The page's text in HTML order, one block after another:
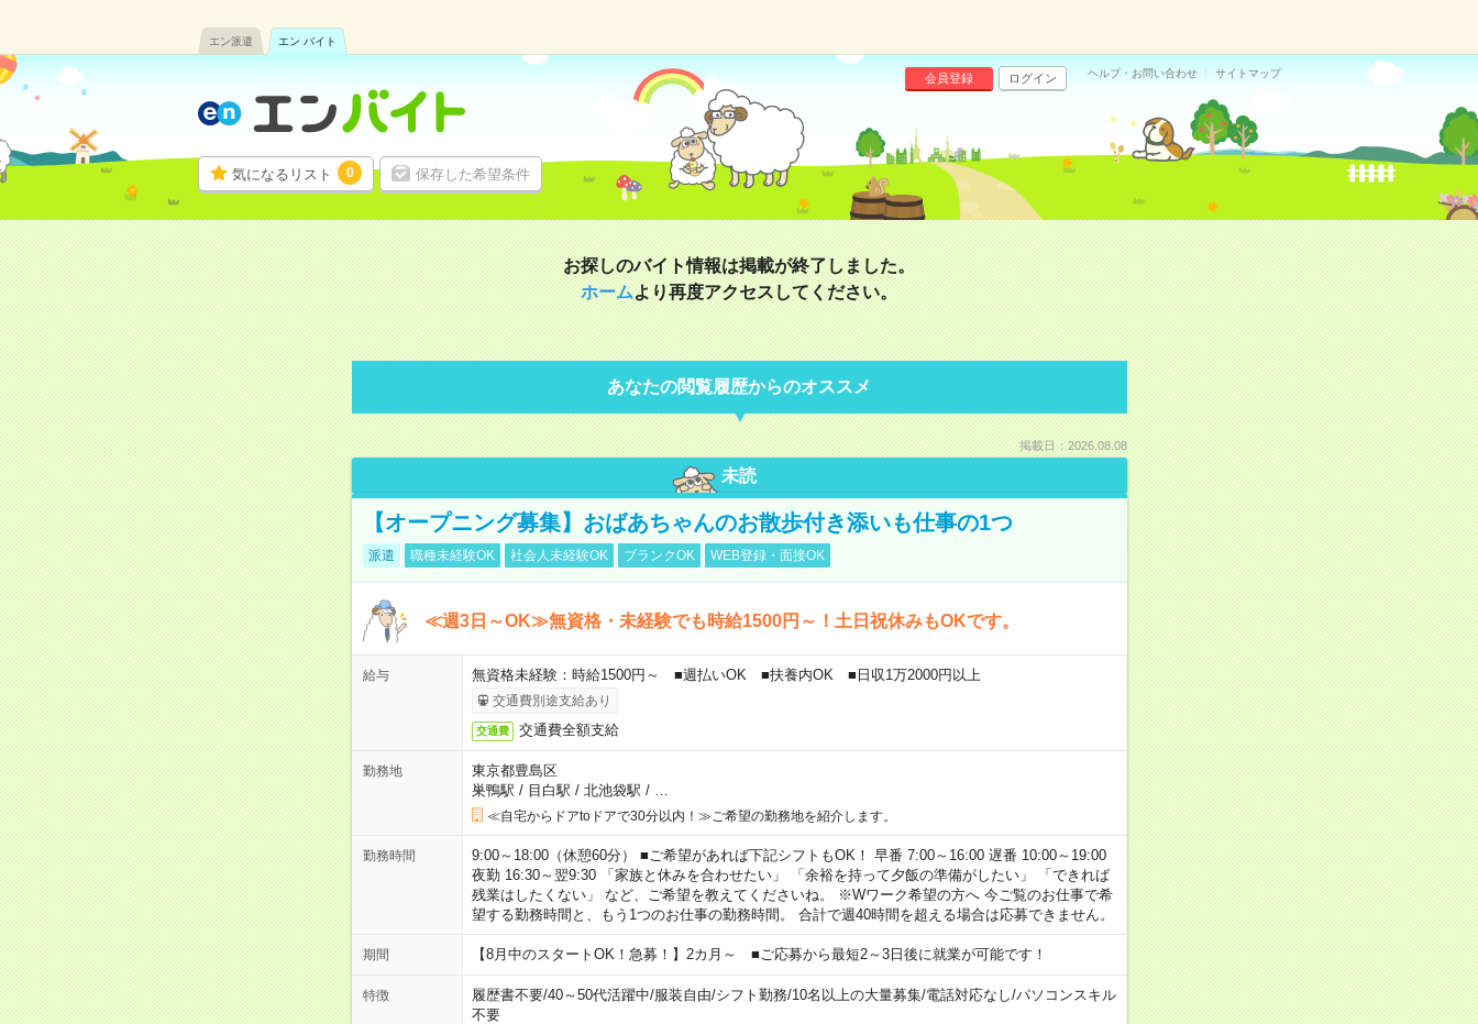
エン派遣 エン バイト
気になるリスト 0 保存した希望条件
会員登録 ログイン ヘルプ・お問い合わせ サイトマップ
お探しのバイト情報は掲載が終了しました。
ホームより再度アクセスしてください。
あなたの閲覧履歴からのオススメ
掲載日：2026.08.08
未読
【オープニング募集】おばあちゃんのお散歩付き添いも仕事の1つ
派遣 職種未経験OK 社会人未経験OK ブランクOK WEB登録・面接OK
≪週3日～OK≫無資格・未経験でも時給1500円～！土日祝休みもOKです。
給与 無資格未経験：時給1500円～ ■週払いOK ■扶養内OK ■日収1万2000円以上
交通費別途支給あり
交通費 交通費全額支給
勤務地
東京都豊島区
巣鴨駅 / 目白駅 / 北池袋駅 / …
≪自宅からドアtoドアで30分以内！≫ご希望の勤務地を紹介します。
勤務時間
9:00～18:00（休憩60分） ■ご希望があれば下記シフトもOK！ 早番 7:00～16:00 遅番 10:00～19:00
夜勤 16:30～翌9:30 「家族と休みを合わせたい」 「余裕を持って夕飯の準備がしたい」 「できれば
残業はしたくない」 など、ご希望を教えてくださいね。 ※Wワーク希望の方へ 今ご覧のお仕事で希
望する勤務時間と、もう1つのお仕事の勤務時間。 合計で週40時間を超える場合は応募できません。
期間 【8月中のスタートOK！急募！】2カ月～ ■ご応募から最短2～3日後に就業が可能です！
特徴 履歴書不要/40～50代活躍中/服装自由/シフト勤務/10名以上の大量募集/電話対応なし/パソコンスキル
不要